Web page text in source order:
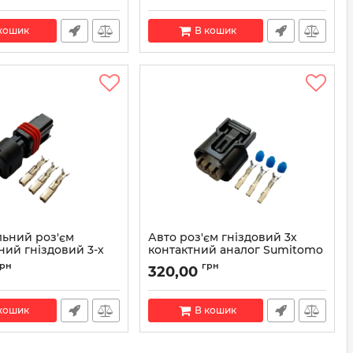
10845 Артикул: 13511996
В кошик
роз'єм
гніздовий 3-х
серії 1,5мм аналог
Авто роз'єм гніздовий 3х
контактний аналог Sumitomo
6189-0887
Артикул: 6189-0887
320,00 грн
В кошик